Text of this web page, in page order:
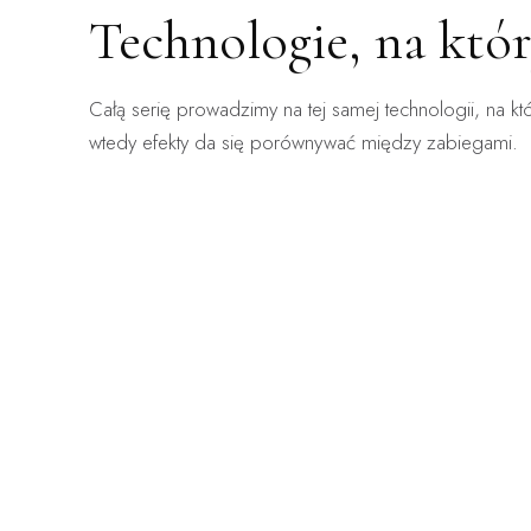
Technologie, na
Całą serię prowadzimy na tej samej technologii, na
wtedy efekty da się porównywać między zabiegami.
WARSZAWA · KRAKÓW
ClearLift